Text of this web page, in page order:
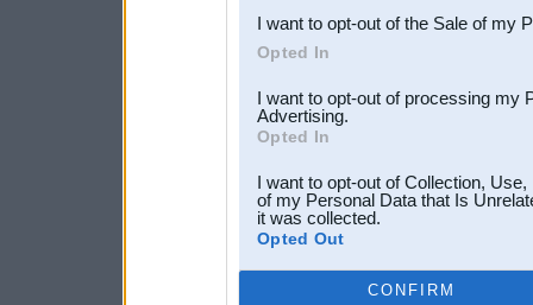
I want to opt-out of the Sale of my
Opted In
I want to opt-out of processing my
Advertising.
Opted In
I want to opt-out of Collection,
of my Personal Data that Is
it was collected.
Opted Out
CONFIRM